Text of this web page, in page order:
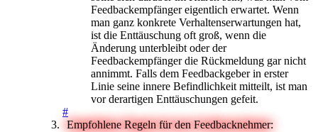
Feedbackempfänger eigentlich erwartet. Wenn
man ganz konkrete Verhaltenserwartungen hat,
ist die Enttäuschung oft groß, wenn die
Änderung unterbleibt oder der
Feedbackempfänger die Rückmeldung gar nicht
annimmt. Falls dem Feedbackgeber in erster
Linie seine innere Befindlichkeit mitteilt, ist man
vor derartigen Enttäuschungen gefeit.
#
Empfohlene Regeln für den Feedbacknehmer: